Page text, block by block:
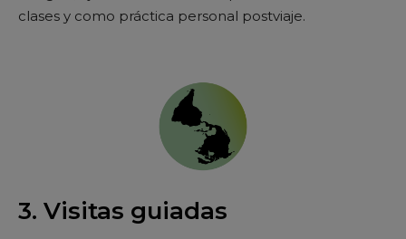
clases y como práctica personal postviaje.
3. Visitas guiadas